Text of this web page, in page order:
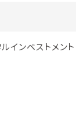
インベストメント